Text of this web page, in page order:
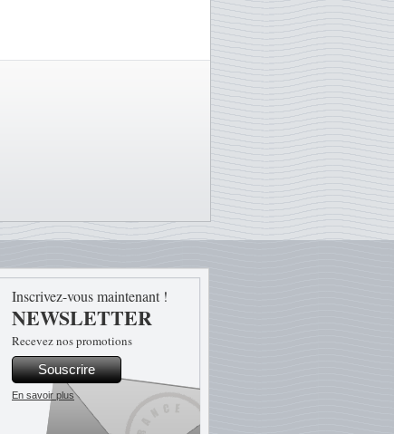
Inscrivez-vous maintenant !
NEWSLETTER
Recevez nos promotions
Souscrire
En savoir plus